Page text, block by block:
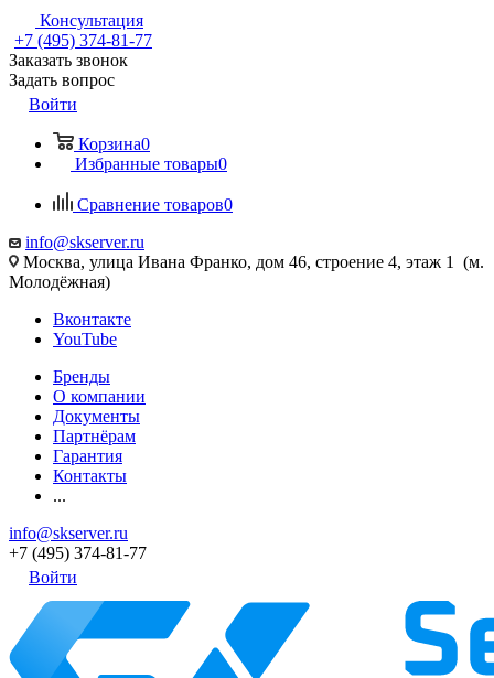
Консультация
+7 (495) 374-81-77
Заказать звонок
Задать вопрос
Войти
Корзина0
Избранные товары0
Сравнение товаров0
info@skserver.ru
Москва, улица Ивана Франко, дом 46, строение 4, этаж 1 (м.
Молодёжная)
Вконтакте
YouTube
Бренды
О компании
Документы
Партнёрам
Гарантия
Контакты
...
info@skserver.ru
+7 (495) 374-81-77
Войти